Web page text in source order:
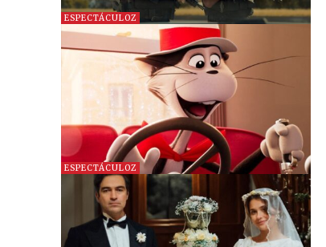
ESPECTÁCULOZ
ESPECTÁCULOZ